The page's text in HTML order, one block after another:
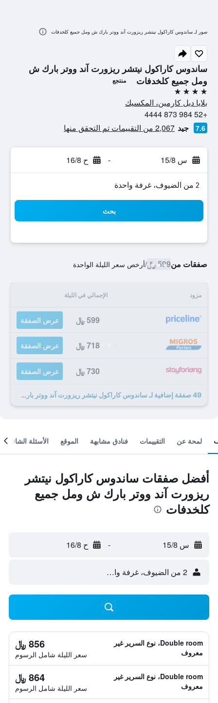
ساندوس كاراكول نيتشر ريزورت آند ووتر بارك ش
ومل جميع كلخدفات
منتجع
4 نجوم
بلايا ديل كارمين، المكسيك
+52 984 873 4444
7.6 جيد 2,067 من التقييمات تم التحقق منها
س 15/8 - ح 16/8
2 من الضيوف، غرفة واحدة
بحث
صفقات من599 ﷼ /أرخص سعر الليلة الواحدة
مزود الإجمالي في الليلة
599 ﷼ عرض الصفقة
718 ﷼ عرض الصفقة
730 ﷼ عرض الصفقة
49 صفقة إضافية لـ ساندوس كاراكول نيتشر ريزورت آند ووتر بارك ش ومل جميع كلخدفات
صور لـ ساندوس كاراكول نيتشر ريزورت آند ووتر بارك ش ومل جميع كلخدفات
لمحة عن التقييمات فنادق مشابهة الموقع الأسئلة الشائعة
أفضل صفقات ساندوس كاراكول نيتشر
ريزورت آند ووتر بارك ش ومل جميع
كلخدفات
س 15/8 - ح 16/8
2 من الضيوف، غرفة واحدة
Double room، نوع السرير غير
معروف
856 ﷼
سعر الليلة شامل الرسوم
Double room، نوع السرير غير
معروف
864 ﷼
سعر الليلة شامل الرسوم